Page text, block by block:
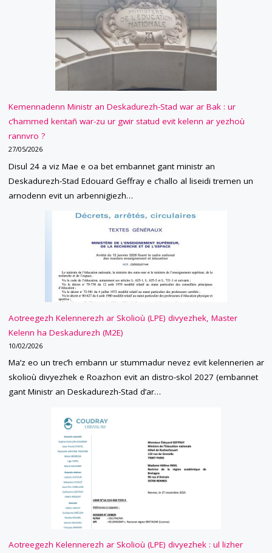
ENEP
AR
UR
EN
RAOK
KASET
D’AR
STAD
(REKTORDI
ROAZHON)."
Kemennadenn Ministr an Deskadurezh-Stad war ar Bak : ur
c’hammed kentañ war-zu ur gwir statud evit kelenn ar yezhoù
rannvro ?
27/05/2026
Disul 24 a viz Mae e oa bet embannet gant ministr an
Deskadurezh-Stad Edouard Geffray e c’hallo al liseidi tremen un
arnodenn evit un arbennigiezh…
Aotreegezh Kelennerezh ar Skolioù (LPE) divyezhek, Master
Kelenn ha Deskadurezh (M2E)
10/02/2026
Ma’z eo un trec’h embann ur stummadur nevez evit kelennerien ar
skolioù divyezhek e Roazhon evit an distro-skol 2027 (embannet
gant Ministr an Deskadurezh-Stad d’ar…
Aotreegezh Kelennerezh ar Skolioù (LPE) divyezhek : ul lizher